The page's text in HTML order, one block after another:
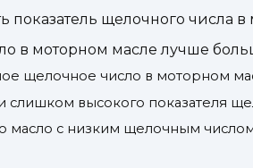
показатель щелочного числа в
в моторном масле лучше
щелочное число в моторном
слишком высокого показателя
масло с низким щелочным